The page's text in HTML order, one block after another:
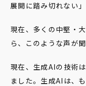
展開に踏み切れない」
現在、多くの中堅・
ら、このような声が聞
現在、生成AIの技術
ました。生成AIは、